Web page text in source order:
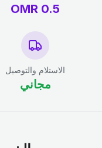
0.5
OMR
الاستلام والتوصيل
مجاني